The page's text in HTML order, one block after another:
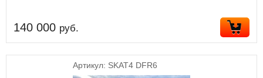
140 000 руб.
Артикул: SKAT4 DFR6